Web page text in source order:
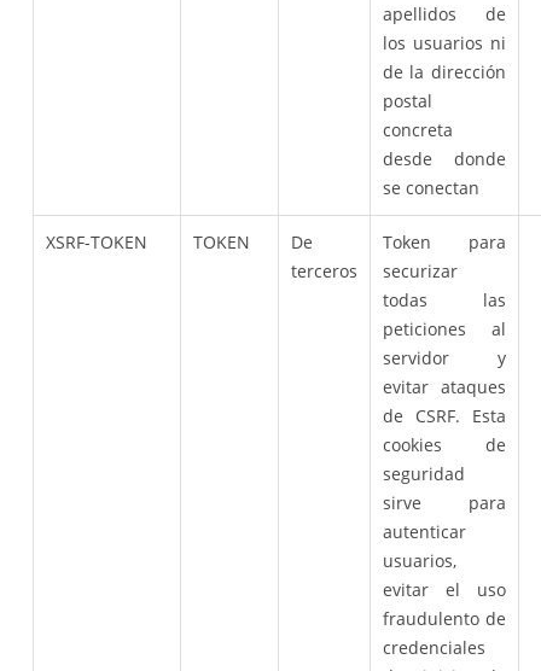
apellidos de
los usuarios ni
de la dirección
postal
concreta
desde donde
se conectan
XSRF-TOKEN TOKEN
De
terceros
Token para
securizar
todas las
peticiones al
servidor y
evitar ataques
de CSRF. Esta
cookies de
seguridad
sirve para
autenticar
usuarios,
evitar el uso
fraudulento de
credenciales